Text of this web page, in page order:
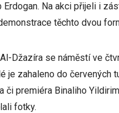
Na akci přijeli i
těchto dvou
Džazíra se náměstí ve
zahaleno do červených
premiéra Binaliho
fotky.